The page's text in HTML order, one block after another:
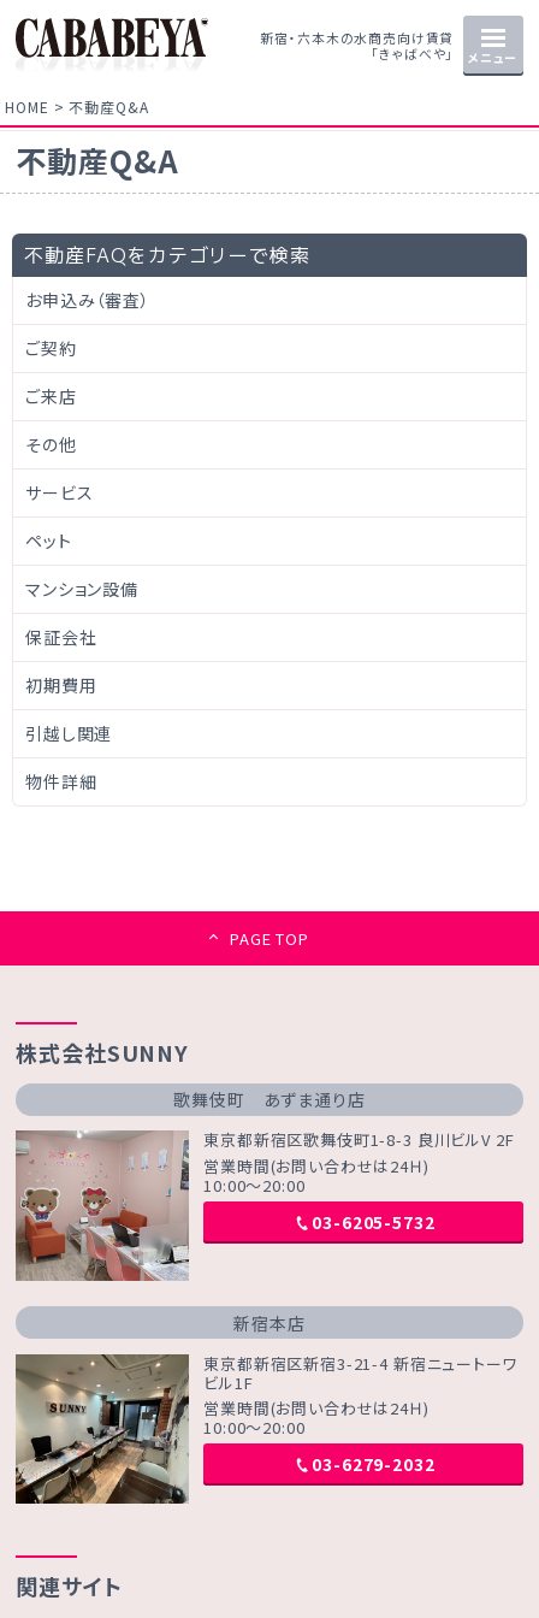
新宿・六本木の水商売向け賃貸
「きゃばべや」
メニュー
HOME 不動産Q&A
不動産Q&A
不動産FAQをカテゴリーで検索
お申込み（審査）
ご契約
ご来店
その他
サービス
ペット
マンション設備
保証会社
初期費用
引越し関連
物件詳細
PAGE TOP
株式会社SUNNY
歌舞伎町 あずま通り店
東京都新宿区歌舞伎町1-8-3 良川ビルV 2F
営業時間(お問い合わせは24Ｈ)
10:00～20:00
03-6205-5732
新宿本店
東京都新宿区新宿3-21-4 新宿ニュートーワ
ビル1F
営業時間(お問い合わせは24Ｈ)
10:00～20:00
03-6279-2032
関連サイト